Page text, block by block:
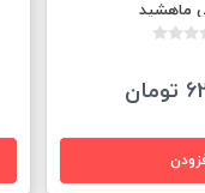
ماهشید